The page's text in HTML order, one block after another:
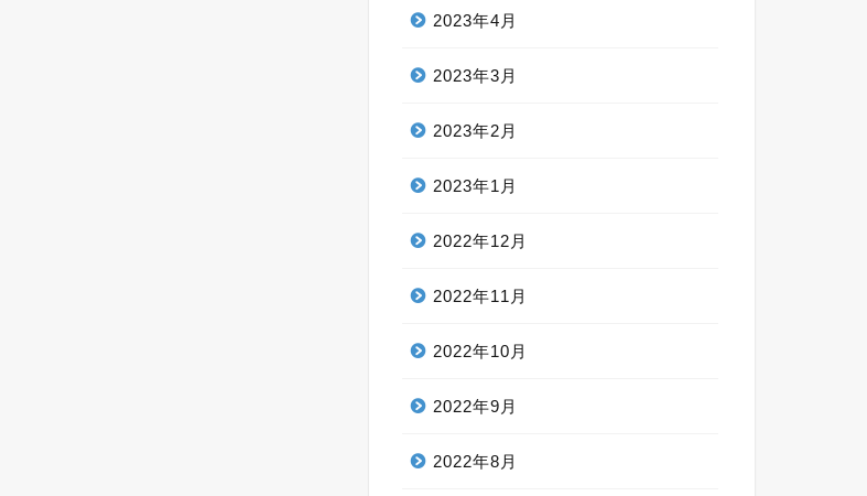
2023年4月
2023年3月
2023年2月
2023年1月
2022年12月
2022年11月
2022年10月
2022年9月
2022年8月